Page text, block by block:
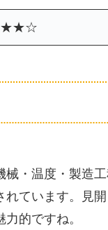
・温度・製造
ています。見
的ですね。